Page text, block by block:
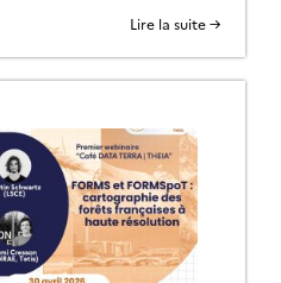
Lire la suite →